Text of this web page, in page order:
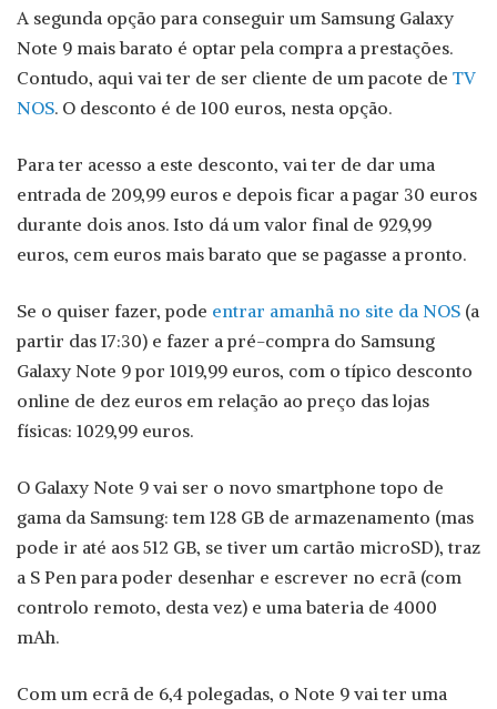
A segunda opção para conseguir um Samsung Galaxy
Note 9 mais barato é optar pela compra a prestações.
Contudo, aqui vai ter de ser cliente de um pacote de TV
NOS. O desconto é de 100 euros, nesta opção.
Para ter acesso a este desconto, vai ter de dar uma
entrada de 209,99 euros e depois ficar a pagar 30 euros
durante dois anos. Isto dá um valor final de 929,99
euros, cem euros mais barato que se pagasse a pronto.
Se o quiser fazer, pode entrar amanhã no site da NOS (a
partir das 17:30) e fazer a pré-compra do Samsung
Galaxy Note 9 por 1019,99 euros, com o típico desconto
online de dez euros em relação ao preço das lojas
físicas: 1029,99 euros.
O Galaxy Note 9 vai ser o novo smartphone topo de
gama da Samsung: tem 128 GB de armazenamento (mas
pode ir até aos 512 GB, se tiver um cartão microSD), traz
a S Pen para poder desenhar e escrever no ecrã (com
controlo remoto, desta vez) e uma bateria de 4000
mAh.
Com um ecrã de 6,4 polegadas, o Note 9 vai ter uma